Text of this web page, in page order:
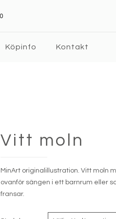
Köpinfo Kontakt
Vitt moln
MinArt originalillustration. Vitt moln
ovanför sängen i ett barnrum eller
fransar.